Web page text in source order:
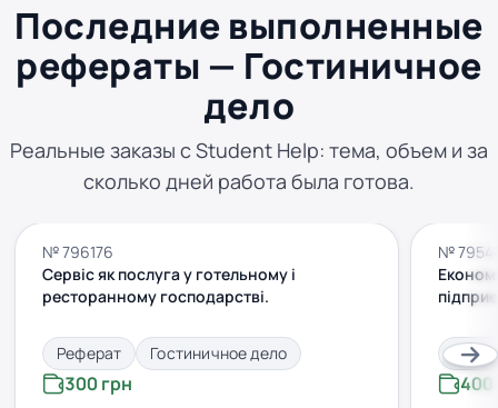
Последние выполненные
рефераты — Гостиничное
дело
Реальные заказы с Student Help: тема, объем и за
сколько дней работа была готова.
№ 796176
Сервіс як послуга у готельному і
ресторанному господарстві.
Реферат Гостиничное дело
300 грн
№
400